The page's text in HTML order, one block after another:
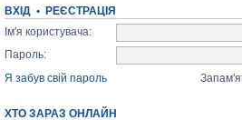
ВХІД • РЕЄСТРАЦІЯ
Ім'я користувача:
Пароль:
Я забув свій пароль
ХТО ЗАРАЗ ОНЛАЙН